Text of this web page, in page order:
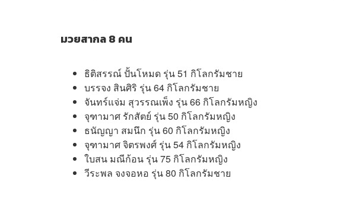
มวยสากล 8 คน
ธิติสรรณ์ ปั้นโหมด รุ่น 51 กิโลกรัมชาย
บรรจง สินศิริ รุ่น 64 กิโลกรัมชาย
จันทร์แจ่ม สุวรรณเพ็ง รุ่น 66 กิโลกรัมหญิง
จุฑามาศ รักสัตย์ รุ่น 50 กิโลกรัมหญิง
ธนัญญา สมนึก รุ่น 60 กิโลกรัมหญิง
จุฑามาศ จิตรพงศ์ รุ่น 54 กิโลกรัมหญิง
ใบสน มณีก้อน รุ่น 75 กิโลกรัมหญิง
วีระพล จงจอหอ รุ่น 80 กิโลกรัมชาย